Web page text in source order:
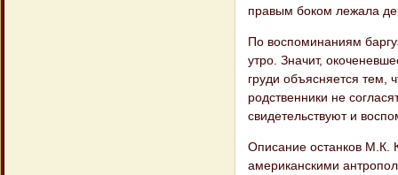
правым боком лежала
По воспоминаниям
утро. Значит,
груди объясняется тем,
родственники не
свидетельствуют и
Описание останков М.К.
американскими